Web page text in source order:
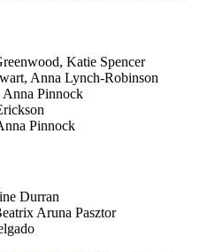
Katie Spencer
Anna Lynch-Robinson
Pinnock
Pinnock
Durran
Aruna Pasztor